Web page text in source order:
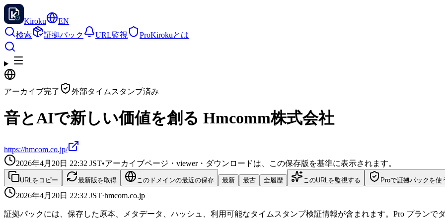
Kiroku
EN
検索
証拠パック URL監視 ProKirokuとは
アーカイブ完了 外部タイムスタンプ済み
音とAIで新しい価値を創る Hmcomm株式会社
https://hmcom.co.jp/
2026年4月20日 22:32 JST•アーカイブページ・viewer・ダウンロードは、この保存版を基準に表示されます。
URLをコピー 最新版を取得 このドメインの最近の保存 最新 最古 全履歴 このURLを監視する Proで証拠パックを使
2026年4月20日 22:32 JST·hmcom.co.jp
証拠パックには、保存した原本、メタデータ、ハッシュ、利用可能なタイムスタンプ検証情報が含まれます。Pro プランで